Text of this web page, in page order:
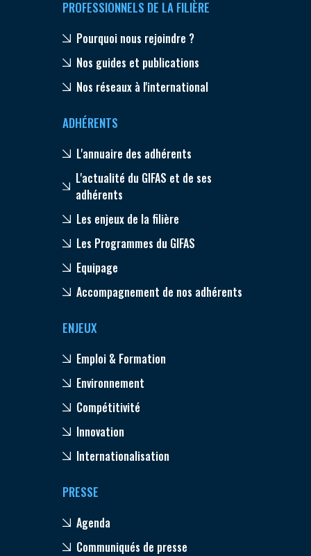
PROFESSIONNELS DE LA FILIÈRE
Pourquoi nous rejoindre ?
Nos guides et publications
Nos réseaux à l'international
ADHÉRENTS
L'annuaire des adhérents
L'actualité du GIFAS et de ses
adhérents
Les enjeux de la filière
Les Programmes du GIFAS
Equipage
Accompagnement de nos adhérents
ENJEUX
Emploi & Formation
Environnement
Compétitivité
Innovation
Internationalisation
PRESSE
Agenda
Communiqués de presse